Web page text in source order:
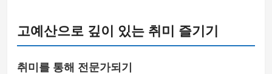
고예산으로 깊이 있는 취미 즐기기
취미를 통해 전문가되기